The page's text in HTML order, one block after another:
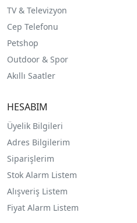
TV & Televizyon
Cep Telefonu
Petshop
Outdoor & Spor
Akıllı Saatler
HESABIM
Üyelik Bilgileri
Adres Bilgilerim
Siparişlerim
Stok Alarm Listem
Alışveriş Listem
Fiyat Alarm Listem